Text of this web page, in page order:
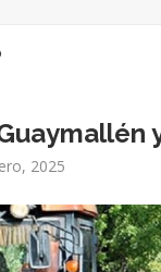
2025